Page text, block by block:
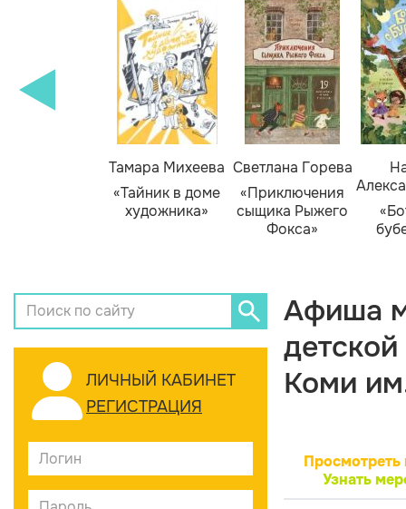
Тамара Михеева
«Тайник в доме
художника»
Светлана Горева
«Приключения
сыщика Рыжего
Фокса»
ЛИЧНЫЙ КАБИНЕТ
РЕГИСТРАЦИЯ
Афиша
Коми
Просмотреть
Узнать